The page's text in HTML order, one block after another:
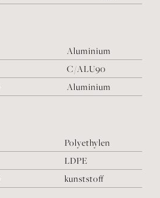
Aluminium
C/ALU90
Aluminium
Polyethylen
LDPE
kunststoff